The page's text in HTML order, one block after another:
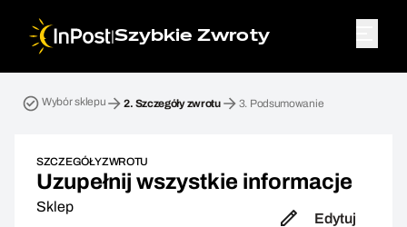
|Szybkie Zwroty
Wybór sklepu 2. Szczegóły zwrotu 3. Podsumowanie
SZCZEGÓŁY ZWROTU
Uzupełnij wszystkie informacje
Sklep
Edytuj